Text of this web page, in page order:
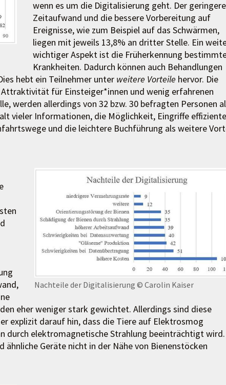
wenn es um die Digitalisierung geht. Der geringere
Zeitaufwand und die bessere Vorbereitung auf
Ereignisse, wie zum Beispiel auf das Schwärmen,
liegen mit jeweils 13,8% an dritter Stelle. Ein
wichtiger Aspekt ist die Früherkennung
Krankheiten. Dadurch können auch Behandlungen
hebt ein Teilnehmer unter weitere Vorteile hervor. Die
für Einsteiger*innen und wenig erfahrenen
werden allerdings von 32 bzw. 30 befragten Personen
vieler Informationen, die Möglichkeit, Eingriffe
und die leichtere Buchführung als weitere
Nachteile der Digitalisierung © Carolin Kaiser
eher weniger stark gewichtet. Allerdings sind diese
explizit darauf hin, dass die Tiere auf Elektrosmog
durch elektromagnetische Strahlung beeinträchtigt wird.
ähnliche Geräte nicht in der Nähe von Bienenstöcken